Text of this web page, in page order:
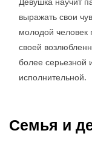
выражать свои
молодой человек
своей
более серьезной
исполнительной.
Семья и